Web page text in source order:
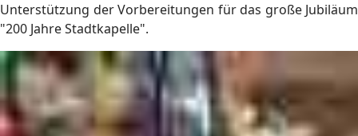
Unterstützung der Vorbereitungen für das große Jubiläum
"200 Jahre Stadtkapelle".